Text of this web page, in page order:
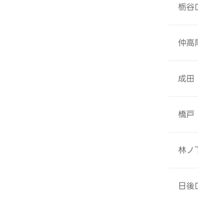
栃谷
仲高
成田
橋戸
林ノ
日後